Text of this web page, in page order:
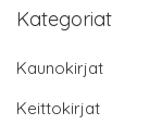
Kategoriat
Kaunokirjat
Keittokirjat